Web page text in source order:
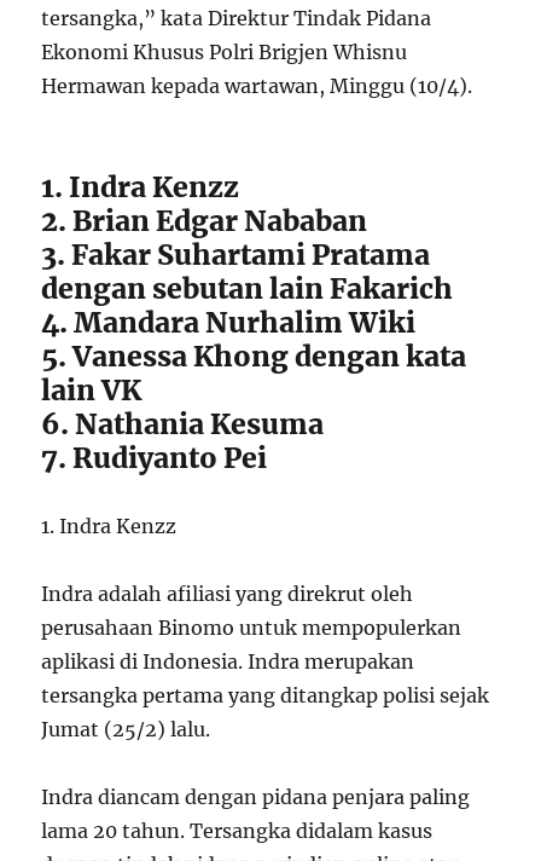
tersangka,” kata Direktur Tindak Pidana
Ekonomi Khusus Polri Brigjen Whisnu
Hermawan kepada wartawan, Minggu (10/4).
1. Indra Kenzz
2. Brian Edgar Nababan
3. Fakar Suhartami Pratama
dengan sebutan lain Fakarich
4. Mandara Nurhalim Wiki
5. Vanessa Khong dengan kata
lain VK
6. Nathania Kesuma
7. Rudiyanto Pei
1. Indra Kenzz
Indra adalah afiliasi yang direkrut oleh
perusahaan Binomo untuk mempopulerkan
aplikasi di Indonesia. Indra merupakan
tersangka pertama yang ditangkap polisi sejak
Jumat (25/2) lalu.
Indra diancam dengan pidana penjara paling
lama 20 tahun. Tersangka didalam kasus